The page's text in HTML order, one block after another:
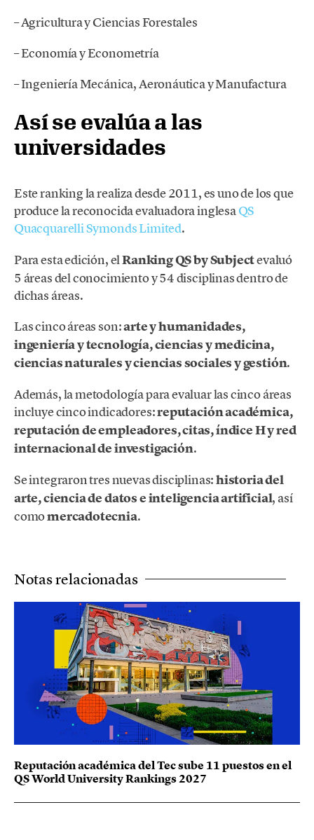
– Agricultura y Ciencias Forestales
– Economía y Econometría
– Ingeniería Mecánica, Aeronáutica y Manufactura
Así se evalúa a las
universidades
Este ranking la realiza desde 2011, es uno de los que
produce la reconocida evaluadora inglesaQS
Quacquarelli Symonds Limited.
Para esta edición, elRanking QS by Subjectevaluó
5 áreas del conocimiento y 54 disciplinas dentro de
dichas áreas.
Las cinco áreas son:arte y humanidades,
ingeniería y tecnología, ciencias y medicina,
ciencias naturales y ciencias sociales y gestión.
Además, la metodología para evaluar las cinco áreas
incluye cinco indicadores:reputación académica,
reputación de empleadores, citas, índice H y red
internacional de investigación.
Se integraron tres nuevas disciplinas:historia del
arte, ciencia de datos e inteligencia artificial, así
comomercadotecnia.
Notas relacionadas
Reputación académica del Tec sube 11 puestos en el
QS World University Rankings 2027